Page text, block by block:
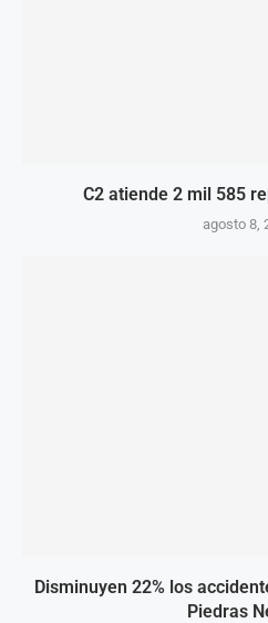
C2 atiende 2 mil 585
agosto 8,
Disminuyen 22% los
Piedras